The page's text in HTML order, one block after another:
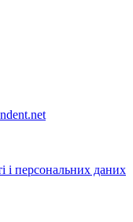
і персональних даних